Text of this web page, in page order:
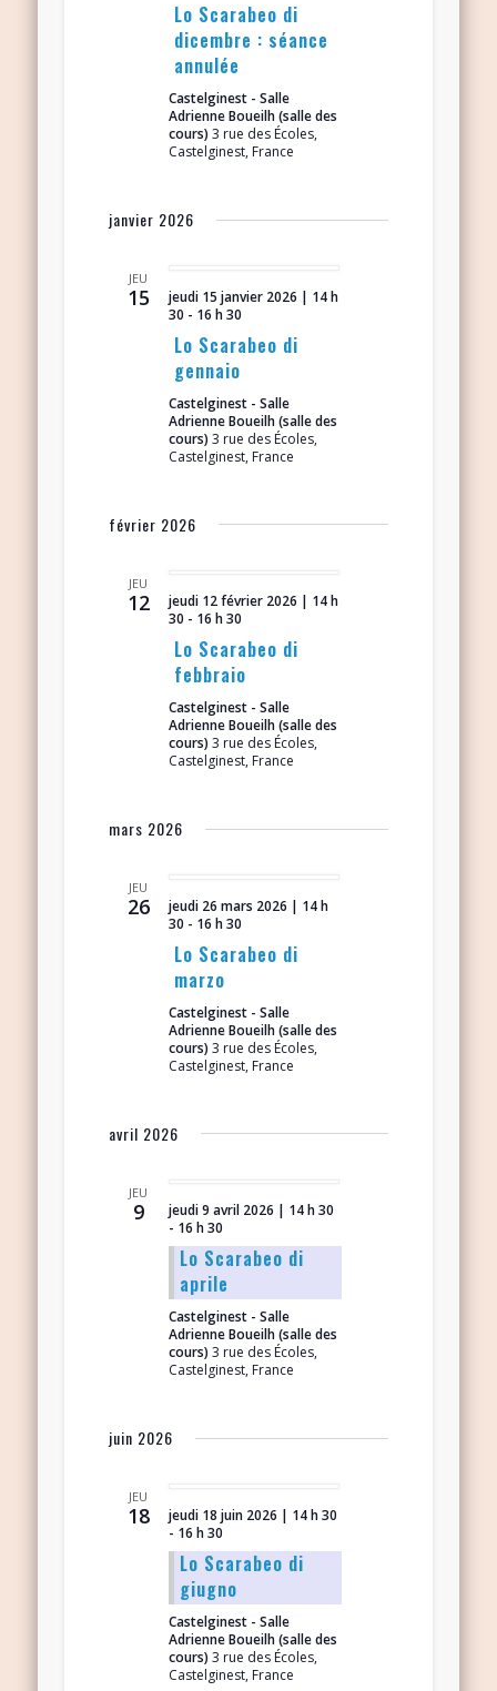
Lo Scarabeo di
dicembre : séance
annulée
Castelginest - Salle
Adrienne Boueilh (salle des
cours) 3 rue des Écoles,
Castelginest, France
janvier 2026
JEU
15
jeudi 15 janvier 2026 | 14 h
30 - 16 h 30
Lo Scarabeo di
gennaio
Castelginest - Salle
Adrienne Boueilh (salle des
cours) 3 rue des Écoles,
Castelginest, France
février 2026
JEU
12
jeudi 12 février 2026 | 14 h
30 - 16 h 30
Lo Scarabeo di
febbraio
Castelginest - Salle
Adrienne Boueilh (salle des
cours) 3 rue des Écoles,
Castelginest, France
mars 2026
JEU
26
jeudi 26 mars 2026 | 14 h
30 - 16 h 30
Lo Scarabeo di
marzo
Castelginest - Salle
Adrienne Boueilh (salle des
cours) 3 rue des Écoles,
Castelginest, France
avril 2026
JEU
9
jeudi 9 avril 2026 | 14 h 30
- 16 h 30
Lo Scarabeo di
aprile
Castelginest - Salle
Adrienne Boueilh (salle des
cours) 3 rue des Écoles,
Castelginest, France
juin 2026
JEU
18
jeudi 18 juin 2026 | 14 h 30
- 16 h 30
Lo Scarabeo di
giugno
Castelginest - Salle
Adrienne Boueilh (salle des
cours) 3 rue des Écoles,
Castelginest, France